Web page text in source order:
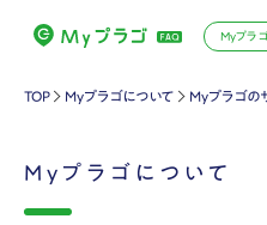
Myプラ
TOP Myプラゴについて Myプラゴの
Myプラゴについて